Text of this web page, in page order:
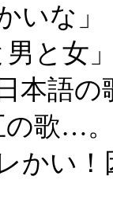
いな」
と女
本語の
歌…
かい！